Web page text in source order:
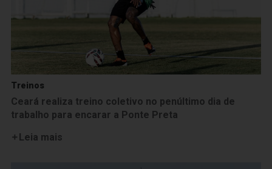
Treinos
Ceará realiza treino coletivo no penúltimo dia de
trabalho para encarar a Ponte Preta
Leia mais